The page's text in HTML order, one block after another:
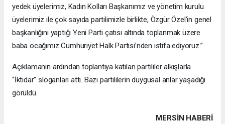
yedek üyelerimiz, Kadın Kolları Başkanımız ve yönetim kurulu
üyelerimiz ile çok sayıda partilimizle birlikte, Özgür Özel’in genel
başkanlığını yaptığı Yeni Parti çatısı altında toplanmak üzere
baba ocağımız Cumhuriyet Halk Partisi’nden istifa ediyoruz.”
Açıklamanın ardından toplantıya katılan partililer alkışlarla
“İktidar” sloganları attı. Bazı partililerin duygusal anlar yaşadığı
görüldü.
MERSIN HABERİ